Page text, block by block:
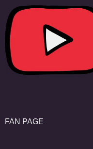
FAN PAGE